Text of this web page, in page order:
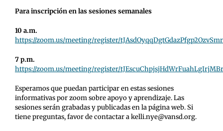
Para inscripción en las sesiones semanales
10 a.m.
https://zoom.us/meeting/register/
7 p.m.
https://zoom.us/meeting/register/
Esperamos que puedan participar en estas sesiones
informativas por zoom sobre apoyo y aprendizaje. Las
sesiones serán grabadas y publicadas en la página web. Si
tiene preguntas, favor de contactar a kelli.nye@vansd.org.